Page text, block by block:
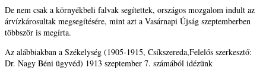
De nem csak a környékbeli falvak segítettek, országos mozgalom indult az
árvízkárosultak megsegítésére, mint azt a Vasárnapi Újság szeptemberben
többször is megírta.
Az alábbiakban a Székelység (1905-1915, Csíkszereda,Felelős szerkesztő:
Dr. Nagy Béni ügyvéd) 1913 szeptember 7. számából idézünk